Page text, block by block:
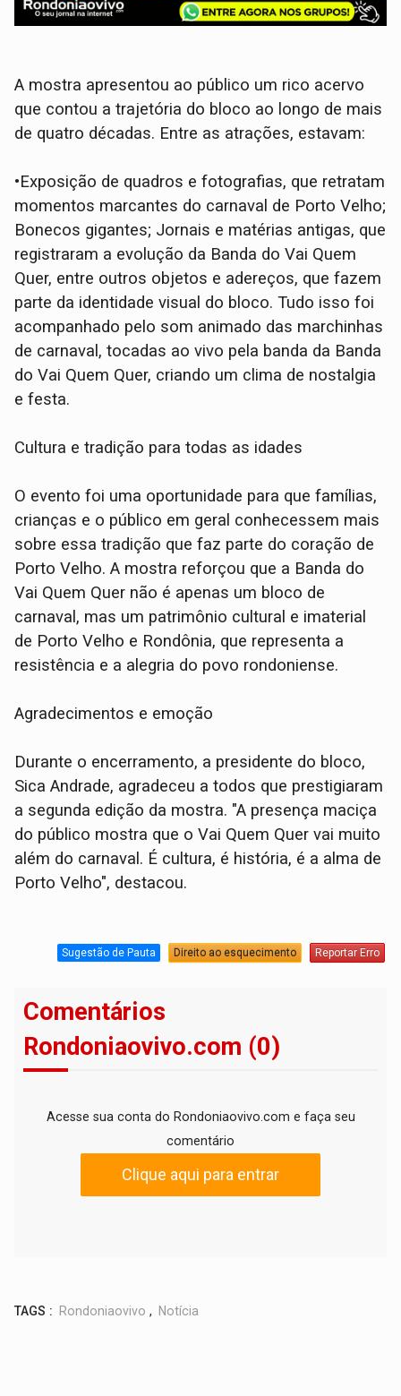
A mostra apresentou ao público um rico acervo
que contou a trajetória do bloco ao longo de mais
de quatro décadas. Entre as atrações, estavam:
•Exposição de quadros e fotografias, que retratam
momentos marcantes do carnaval de Porto Velho;
Bonecos gigantes; ⁠Jornais e matérias antigas, que
registraram a evolução da Banda do Vai Quem
Quer, entre outros objetos e adereços, que fazem
parte da identidade visual do bloco. Tudo isso foi
acompanhado pelo som animado das marchinhas
de carnaval, tocadas ao vivo pela banda da Banda
do Vai Quem Quer, criando um clima de nostalgia
e festa.
Cultura e tradição para todas as idades
O evento foi uma oportunidade para que famílias,
crianças e o público em geral conhecessem mais
sobre essa tradição que faz parte do coração de
Porto Velho. A mostra reforçou que a Banda do
Vai Quem Quer não é apenas um bloco de
carnaval, mas um patrimônio cultural e imaterial
de Porto Velho e Rondônia, que representa a
resistência e a alegria do povo rondoniense.
Agradecimentos e emoção
Durante o encerramento, a presidente do bloco,
Sica Andrade, agradeceu a todos que prestigiaram
a segunda edição da mostra. "A presença maciça
do público mostra que o Vai Quem Quer vai muito
além do carnaval. É cultura, é história, é a alma de
Porto Velho", destacou.
Sugestão de Pauta Direito ao esquecimento Reportar Erro
Comentários
Rondoniaovivo.com (0)
Acesse sua conta do Rondoniaovivo.com e faça seu
comentário
Clique aqui para entrar
TAGS : Rondoniaovivo , Notícia